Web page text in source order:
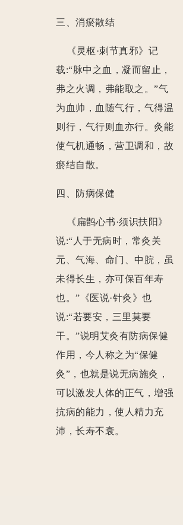
三、消瘀散结
《灵枢·刺节真邪》记
载:“脉中之血，凝而留止，
弗之火调，弗能取之。”气
为血帅，血随气行，气得温
则行，气行则血亦行。灸能
使气机通畅，营卫调和，故
瘀结自散。
四、防病保健
《扁鹊心书·须识扶阳》
说:“人于无病时，常灸关
元、气海、命门、中脘，虽
未得长生，亦可保百年寿
也。”《医说·针灸》也
说:“若要安，三里莫要
干。”说明艾灸有防病保健
作用，今人称之为“保健
灸”，也就是说无病施灸，
可以激发人体的正气，增强
抗病的能力，使人精力充
沛，长寿不衰。